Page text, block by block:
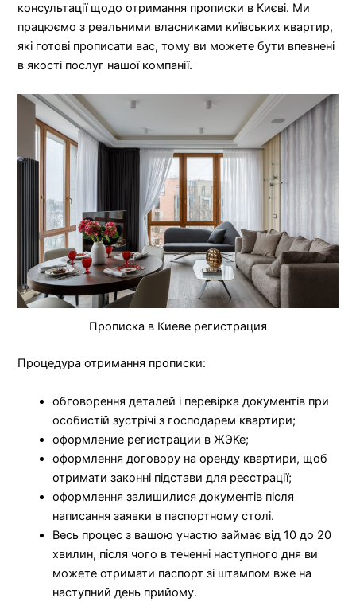
консультації щодо отримання прописки в Києві. Ми
працюємо з реальними власниками київських квартир,
які готові прописати вас, тому ви можете бути впевнені
в якості послуг нашої компанії.
Прописка в Киеве регистрация
Процедура отримання прописки:
обговорення деталей і перевірка документів при
особистій зустрічі з господарем квартири;
оформление регистрации в ЖЭКе;
оформлення договору на оренду квартири, щоб
отримати законні підстави для реєстрації;
оформлення залишилися документів після
написання заявки в паспортному столі.
Весь процес з вашою участю займає від 10 до 20
хвилин, після чого в теченні наступного дня ви
можете отримати паспорт зі штампом вже на
наступний день прийому.